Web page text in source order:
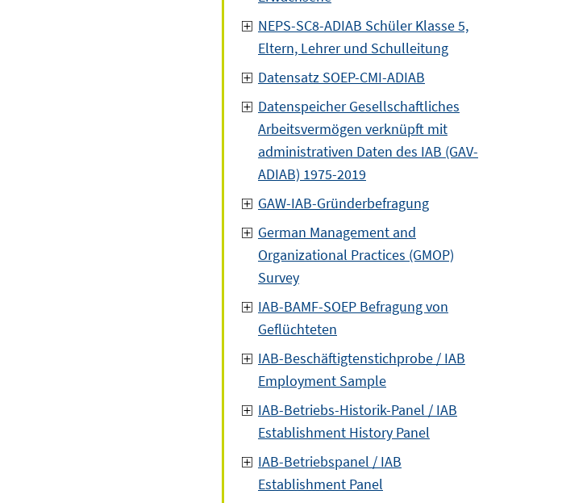
NEPS-SC8-ADIAB Schüler Klasse 5,
Eltern, Lehrer und Schulleitung
Datensatz SOEP-CMI-ADIAB
Datenspeicher Gesellschaftliches
Arbeitsvermögen verknüpft mit
administrativen Daten des IAB (GAV-
ADIAB) 1975-2019
GAW-IAB-Gründerbefragung
German Management and
Organizational Practices (GMOP)
Survey
IAB-BAMF-SOEP Befragung von
Geflüchteten
IAB-Beschäftigtenstichprobe / IAB
Employment Sample
IAB-Betriebs-Historik-Panel / IAB
Establishment History Panel
IAB-Betriebspanel / IAB
Establishment Panel